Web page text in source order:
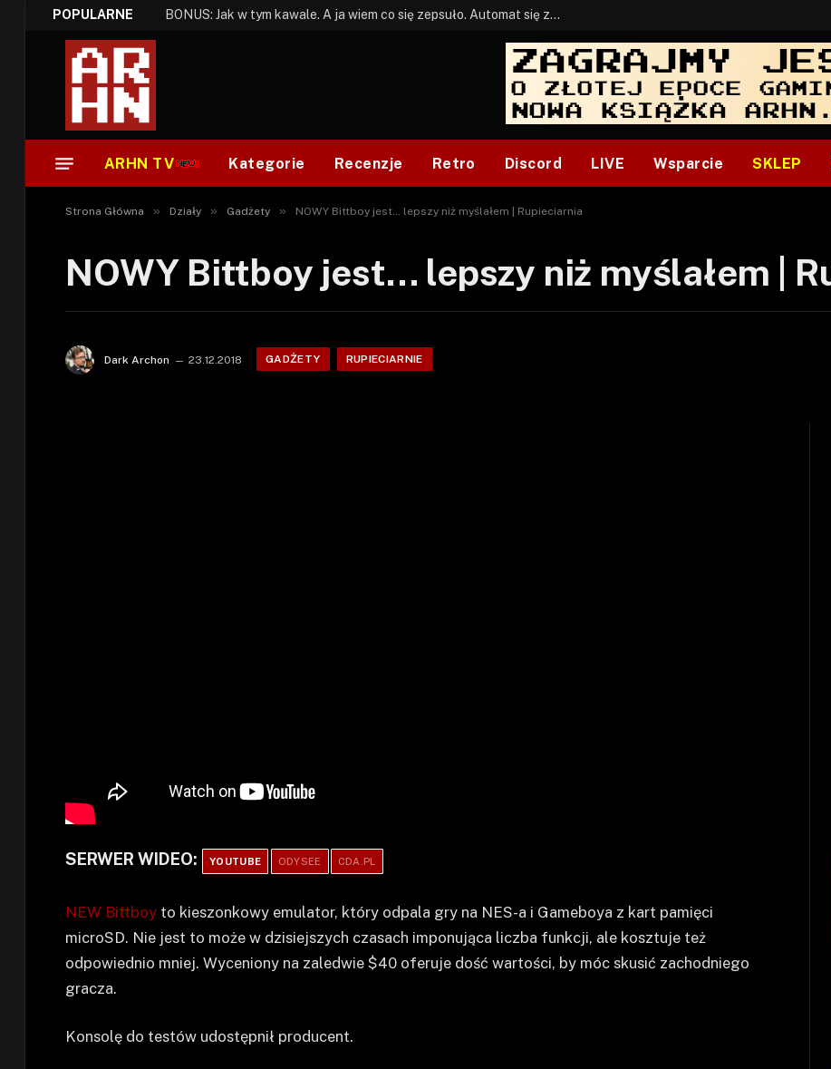
POPULARNE BONUS: Jak w tym kawale. A ja wiem co się zepsuło. Automat się zepsuł.
ARHN TV Kategorie Recenzje Retro Discord LIVE Wsparcie SKLEP
Strona Główna » Działy » Gadżety » NOWY Bittboy jest… lepszy niż myślałem | Rupieciarnia
NOWY Bittboy jest… lepszy niż myślałem |
Dark Archon 23.12.2018 GADŻETY RUPIECIARNIE
SERWER WIDEO: YOUTUBE ODYSEE CDA.PL
NEW Bittboy to kieszonkowy emulator, który odpala gry na NES-a i Gameboya z kart pamięci
microSD. Nie jest to może w dzisiejszych czasach imponująca liczba funkcji, ale kosztuje też
odpowiednio mniej. Wyceniony na zaledwie $40 oferuje dość wartości, by móc skusić zachodniego
gracza.
Konsolę do testów udostępnił producent.